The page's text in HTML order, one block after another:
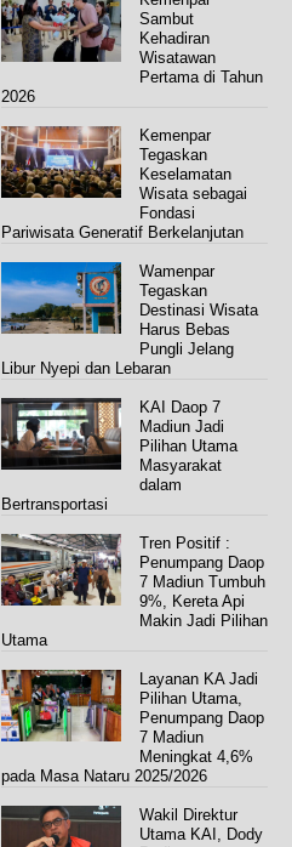
Sambut
Kehadiran
Wisatawan
Pertama di Tahun
2026
Kemenpar
Tegaskan
Keselamatan
Wisata sebagai
Fondasi
Pariwisata Generatif Berkelanjutan
Wamenpar
Tegaskan
Destinasi Wisata
Harus Bebas
Pungli Jelang
Libur Nyepi dan Lebaran
KAI Daop 7
Madiun Jadi
Pilihan Utama
Masyarakat
dalam
Bertransportasi
Tren Positif :
Penumpang Daop
7 Madiun Tumbuh
9%, Kereta Api
Makin Jadi Pilihan
Utama
Layanan KA Jadi
Pilihan Utama,
Penumpang Daop
7 Madiun
Meningkat 4,6%
pada Masa Nataru 2025/2026
Wakil Direktur
Utama KAI, Dody